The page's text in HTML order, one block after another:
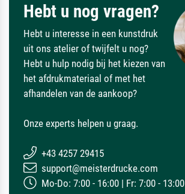
Hebt u nog vragen?
Hebt u interesse in een kunstdruk
uit ons atelier of twijfelt u nog?
Hebt u hulp nodig bij het kiezen van
het afdrukmateriaal of met het
afhandelen van de aankoop?
Onze experts helpen u graag.
+43 4257 29415
support@meisterdrucke.com
Mo-Do: 7:00 - 16:00 | Fr: 7:00 - 13:00